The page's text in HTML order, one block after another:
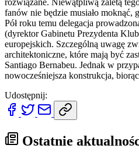
fanów nie będzie musiało moknąć,
Pół roku temu delegacja
(dyrektor Gabinetu Prezydenta
europejskich. Szczególną uwagę
architektoniczne, które mają być
Santiago Bernabeu. Jednak w
nowocześniejsza konstrukcja,
Udostępnij:
Ostatnie